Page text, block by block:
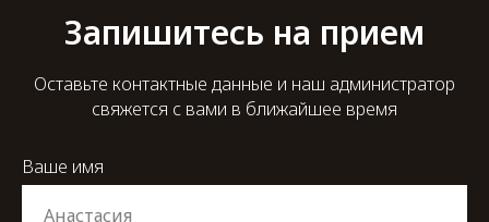
Запишитесь на прием
Оставьте контактные данные и наш администратор
свяжется с вами в ближайшее время
Ваше имя